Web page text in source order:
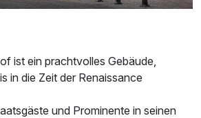
ist ein prachtvolles Gebäude,
in die Zeit der Renaissance
und Prominente in seinen